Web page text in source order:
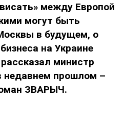
между Европой
могут быть
в будущем, о
на Украине
министр
недавнем прошлом –
ЗВАРЫЧ.